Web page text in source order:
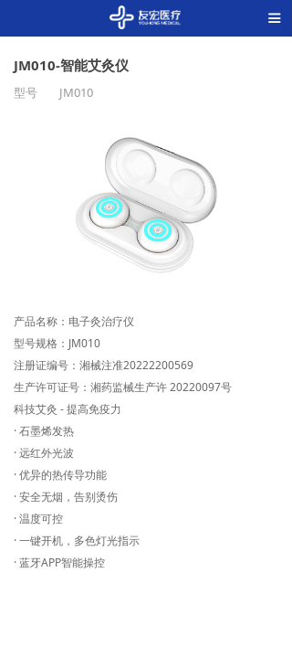
끀
JM010-智能艾灸仪
产品名称：电子灸治疗仪
型号规格：JM010
注册证编号：湘械注准20222200569
生产许可证号：湘药监械生产许 20220097号
科技艾灸 - 提高免疫力
· 石墨烯发热
· 远红外光波
· 优异的热传导功能
· 安全无烟，告别烫伤
· 温度可控
· 一键开机，多色灯光指示
· 蓝牙APP智能操控
型号 JM010